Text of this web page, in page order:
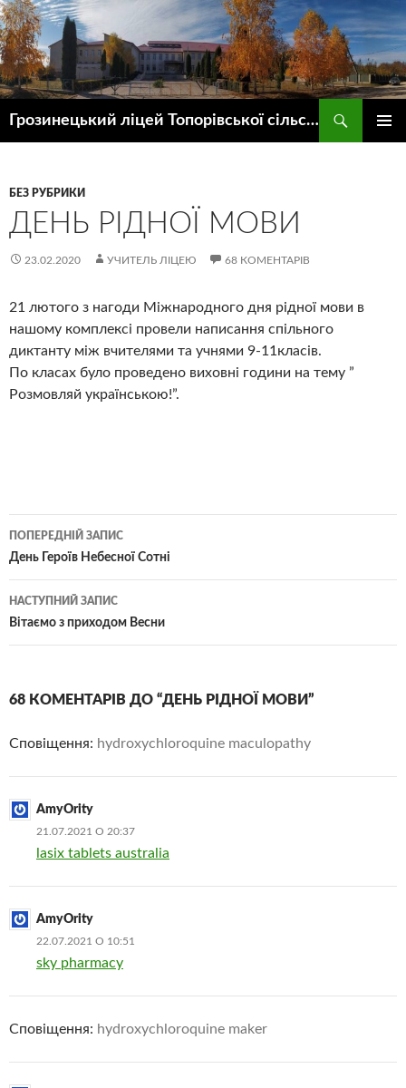
Грозинецький ліцей Топорівської сільської ради
БЕЗ РУБРИКИ
ДЕНЬ РІДНОЇ МОВИ
23.02.2020 УЧИТЕЛЬ ЛІЦЕЮ 68 КОМЕНТАРІВ
21 лютого з нагоди Міжнародного дня рідної мови в
нашому комплексі провели написання спільного
диктанту між вчителями та учнями 9-11класів.
По класах було проведено виховні години на тему ”
Розмовляй українською!”.
Навігація
по
записам
ПОПЕРЕДНІЙ ЗАПИС
День Героїв Небесної Сотні
НАСТУПНИЙ ЗАПИС
Вітаємо з приходом Весни
68 КОМЕНТАРІВ ДО “ДЕНЬ РІДНОЇ МОВИ”
Сповіщення: hydroxychloroquine maculopathy
AmyOrity
21.07.2021 О 20:37
lasix tablets australia
AmyOrity
22.07.2021 О 10:51
sky pharmacy
Сповіщення: hydroxychloroquine maker